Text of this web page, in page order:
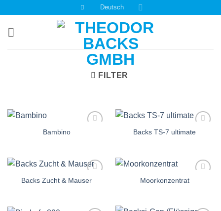
springen
Deutsch
FILTER
Bambino
Auf die
Backs TS-7 ultimate
Auf die
Backs Zucht & Mauser
Auf die
Moorkonzentrat